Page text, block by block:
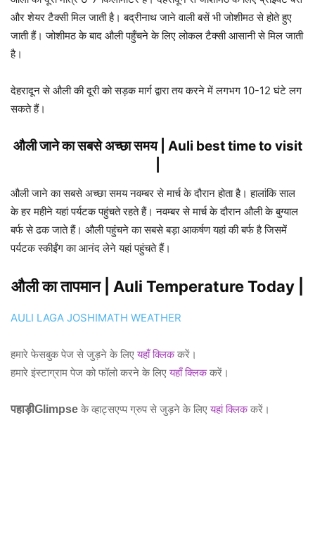
और शेयर टैक्सी मिल जाती है। बद्रीनाथ जाने वाली बसें भी जोशीमठ से होते हुए
जाती हैं। जोशीमठ के बाद औली पहुँचने के लिए लोकल टैक्सी आसानी से मिल जाती
है।
देहरादून से औली की दूरी को सड़क मार्ग द्वारा तय करने में लगभग 10-12 घंटे लग
सकते हैं।
औली जाने का सबसे अच्छा समय | Auli best time to visit
औली जाने का सबसे अच्छा समय नवम्बर से मार्च के दौरान होता है। हालांकि साल
के हर महीने यहां पर्यटक पहुंचते रहते हैं। नवम्बर से मार्च के दौरान औली के बुग्याल
बर्फ से ढक जाते हैं। औली पहुंचने का सबसे बड़ा आकर्षण यहां की बर्फ है जिसमें
पर्यटक स्कीईंग का आनंद लेने यहां पहुंचते हैं।
औली का तापमान | Auli Temperature Today |
AULI LAGA JOSHIMATH WEATHER
हमारे फेसबुक पेज से जुड़ने के लिएयहाँ क्लिककरें।
हमारे इंस्टाग्राम पेज को फॉलो करने के लिएयहाँ क्लिककरें।
पहाड़ीGlimpse के व्हाट्सएप्प ग्रुप से जुड़ने के लिएयहां क्लिककरें।